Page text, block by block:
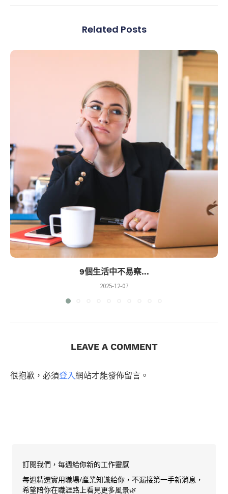
Related Posts
9個生活中不易察...
2025-12-07
LEAVE A COMMENT
很抱歉，必須登入網站才能發佈留言。
訂閱我們，每週給你新的工作靈感
每週精選實用職場/產業知識給你，不漏接第一手新消息，
希望陪你在職涯路上看見更多風景🌿